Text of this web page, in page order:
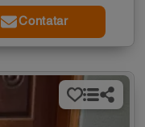
Contatar